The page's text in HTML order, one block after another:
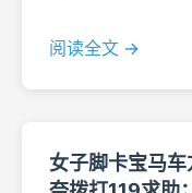
阅读全文 →
女子脚卡宝马